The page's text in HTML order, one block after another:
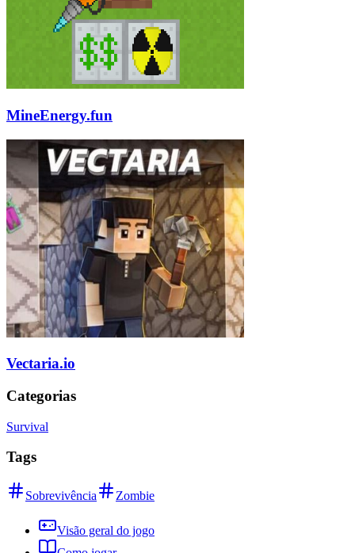
MineEnergy.fun
Vectaria.io
Categorias
Survival
Tags
Sobrevivência Zombie
Visão geral do jogo